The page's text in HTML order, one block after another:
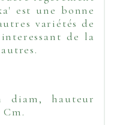
est une bonne
variétés de
de la
hauteur